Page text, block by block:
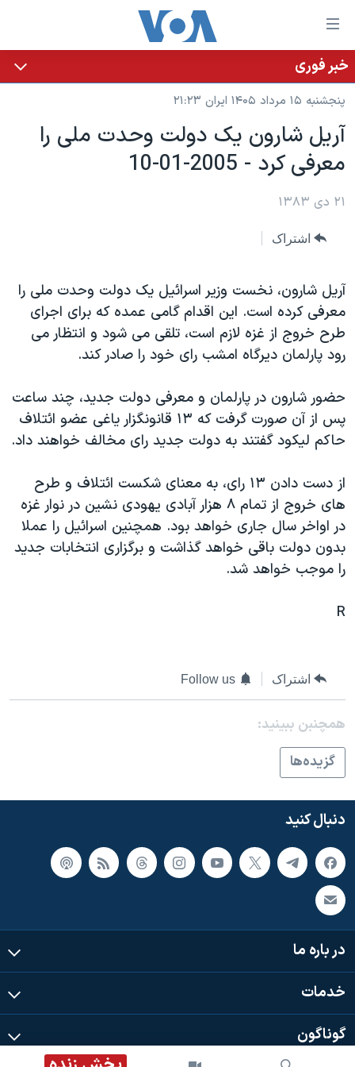
لینکهای
قابل
دسترسی
جهش
محتوای
اصلی
اصلی
به
جستجو
خانه
نسخه سبک وب‌سایت
موضوع ها
ایران
آمریکا
گزیده‌ها
ویژه برنامه‌ها
ویدیوها
حقوق شهروندی
اقتصادی
اسرائیل در جنگ
گالری عکس
آرشیو پخش زنده
برنامه های تلویزیونی
جدول برنامه ها
صفحه‌های ویژه
عملیات خشم حماسی
۲۵۰سالگی آمریکا
بایگانی برنامه‌های تلویزیونی
انتخابات ریاست جمهوری آمریکا ۲۰۲۴
حمله جمهوری اسلامی به اسرائیل
ورزش زنان در ایران
اعتراضات زن، زندگی، آزادی
مجموعه مستندهای دادخواهی
تریبونال مردمی آبان ۹۸
اعتراضات مردمی آبان ۹۸
همایش محافظه‌کاران آمریکا «سی‌پک»
صفحه‌های ویژه
سفر پرزیدنت ترامپ به چین
پخش رادیویی
یادگیری زبان انگلیسی
زبانهای مختلف
خبر فوری
پنجشنبه ۱۵ مرداد ۱۴۰۵ ایران ۲۱:۲۳
آريل شارون يک دولت وحدت ملی را
معرفی کرد - 2005-01-10
۲۱ دی ۱۳۸۳
اشتراک
آريل شارون، نخست وزير اسرائيل يک دولت وحدت ملی را
معرفی کرده است. اين اقدام گامی عمده که برای اجرای
طرح خروج از غزه لازم است، تلقی می شود و انتظار می
رود پارلمان ديرگاه امشب رای خود را صادر کند.
حضور شارون در پارلمان و معرفی دولت جديد، چند ساعت
پس از آن صورت گرفت که ١٣ قانونگزار ياغی عضو ائتلاف
حاکم ليکود گفتند به دولت جديد رای مخالف خواهند داد.
از دست دادن ١٣ رای، به معنای شکست ائتلاف و طرح
های خروج از تمام ٨ هزار آبادی يهودی نشين در نوار غزه
در اواخر سال جاری خواهد بود. همچنين اسرائيل را عملا
بدون دولت باقی خواهد گذاشت و برگزاری انتخابات جديد
را موجب خواهد شد.
R
اشتراک Follow us
همچنبن ببینید:
گزيده‌ها
دنبال کنید
در باره ما
خدمات
گوناگون